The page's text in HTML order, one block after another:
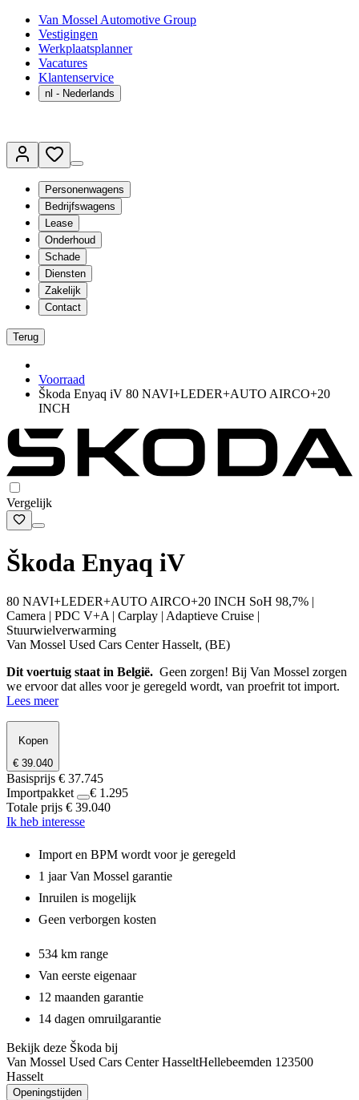
Van Mossel Automotive Group
Vestigingen
Werkplaatsplanner
Vacatures
Klantenservice
nl - Nederlands
Personenwagens
Bedrijfswagens
Lease
Onderhoud
Schade
Diensten
Zakelijk
Contact
Terug
Voorraad
Škoda Enyaq iV 80 NAVI+LEDER+AUTO AIRCO+20
INCH
Vergelijk
Škoda Enyaq iV
80 NAVI+LEDER+AUTO AIRCO+20 INCH SoH 98,7% |
Camera | PDC V+A | Carplay | Adaptieve Cruise |
Stuurwielverwarming
Van Mossel Used Cars Center Hasselt, (BE)
Dit voertuig staat in België. Geen zorgen! Bij Van Mossel zorgen
we ervoor dat alles voor je geregeld wordt, van proefrit tot import.
Lees meer
Kopen
€ 39.040
Basisprijs € 37.745
Importpakket
€ 1.295
Totale prijs € 39.040
Ik heb interesse
Import en BPM wordt voor je geregeld
1 jaar Van Mossel garantie
Inruilen is mogelijk
Geen verborgen kosten
534 km range
Van eerste eigenaar
12 maanden garantie
14 dagen omruilgarantie
Bekijk deze Škoda bij
Van Mossel Used Cars Center HasseltHellebeemden 123500
Hasselt
Openingstijden